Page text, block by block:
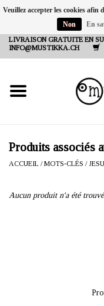
LIVRAISON GRATUITE EN
INFO@MUSTIKKA.CH
NEW IN
SHOP - A PIECE OF
FINLAND FOR YOU
Produits associés
ACCUEIL /MOTS-CLÉS /
Aucun produit n'a été
Veuillez accepter les cookies afin
Non
En